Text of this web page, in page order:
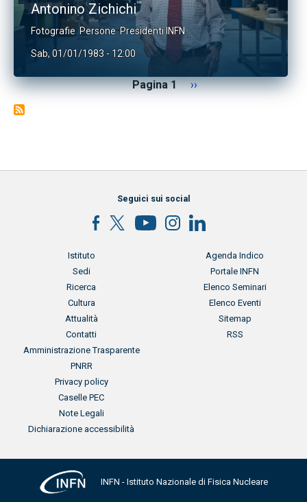
Antonino Zichichi
Fotografie Persone Presidenti INFN
Sab, 01/01/1983 - 12:00
Paginazione Pagina 1 Pagina successiva
››
Seguici sui social
Menu footer
Istituto
Sedi
Ricerca
Cultura
Attualità
Contatti
Menu footer 2
Agenda Indico
Portale INFN
Elenco Seminari
Elenco Eventi
Sitemap
RSS
Menu footer 3
Amministrazione Trasparente
PNRR
Privacy policy
Caselle PEC
Note Legali
Dichiarazione accessibilità
INFN - Istituto Nazionale di Fisica Nucleare